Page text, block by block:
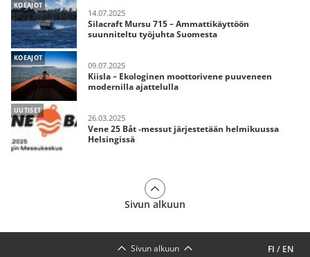
KOEAJOT
14.07.2025
Silacraft Mursu 715 – Ammattikäyttöön
suunniteltu työjuhta Suomesta
KOEAJOT
09.07.2025
Kiisla – Ekologinen moottorivene puuveneen
modernilla ajattelulla
UUTISET
26.03.2025
Vene 25 Båt -messut järjestetään helmikuussa
Helsingissä
Sivun alkuun
FI / EN
Sivun alkuun